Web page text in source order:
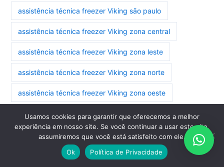
assistência técnica freezer Viking são paulo
assistência técnica freezer Viking zona central
assistência técnica freezer Viking zona leste
assistência técnica freezer Viking zona norte
assistência técnica freezer Viking zona oeste
assistência técnica freezer Viking zona sul
assistência técnica geladeira side by side Viking zona
Usamos cookies para garantir que oferecemos a melhor
experiência em nosso site. Se você continuar a usar este site,
assumiremos que você está satisfeito com ele.
Ok
Política de Privacidade